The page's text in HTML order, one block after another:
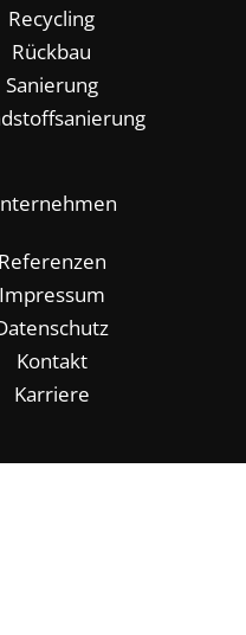
Recycling
Rückbau
Sanierung
Referenzen
Impressum
Kontakt
Karriere